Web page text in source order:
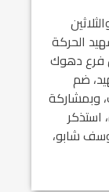
الحركة
فرع دهوك
الشهيد، ضم
وبمشاركة
استذكر
شابو،